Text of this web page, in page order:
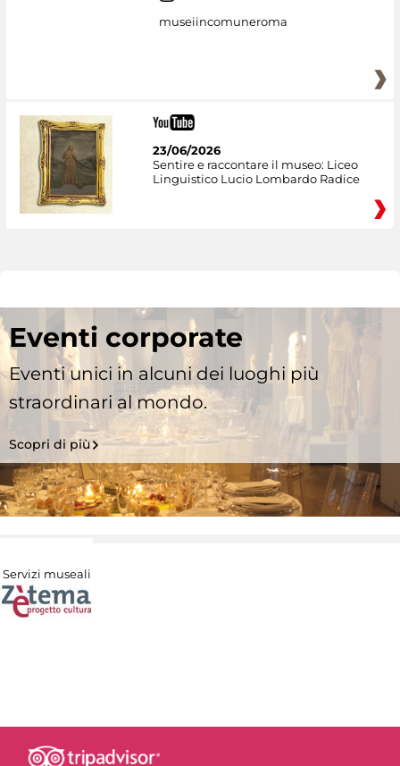
museiincomuneroma
23/06/2026
Sentire e raccontare il museo: Liceo
Linguistico Lucio Lombardo Radice
Eventi corporate
Eventi unici in alcuni dei luoghi più
straordinari al mondo.
Scopri di più
Servizi museali